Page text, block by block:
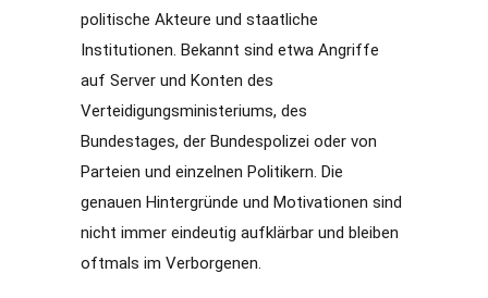
politische Akteure und staatliche
Institutionen. Bekannt sind etwa Angriffe
auf Server und Konten des
Verteidigungsministeriums, des
Bundestages, der Bundespolizei oder von
Parteien und einzelnen Politikern. Die
genauen Hintergründe und Motivationen sind
nicht immer eindeutig aufklärbar und bleiben
oftmals im Verborgenen.